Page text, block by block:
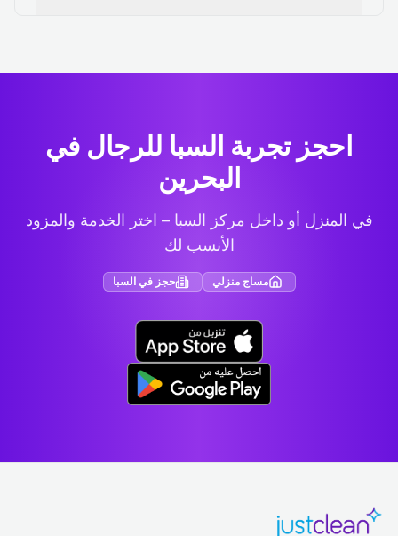
احجز تجربة السبا للرجال في
البحرين
في المنزل أو داخل مركز السبا – اختر الخدمة والمزود
الأنسب لك
مساج منزلي حجز في السبا